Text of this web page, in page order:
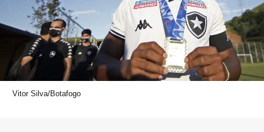
Vitor Silva/Botafogo